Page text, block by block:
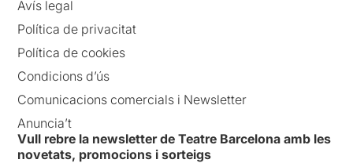
Avís legal
Política de privacitat
Política de cookies
Condicions d’ús
Comunicacions comercials i Newsletter
Anuncia’t
Vull rebre la newsletter de Teatre Barcelona amb les
novetats, promocions i sorteigs